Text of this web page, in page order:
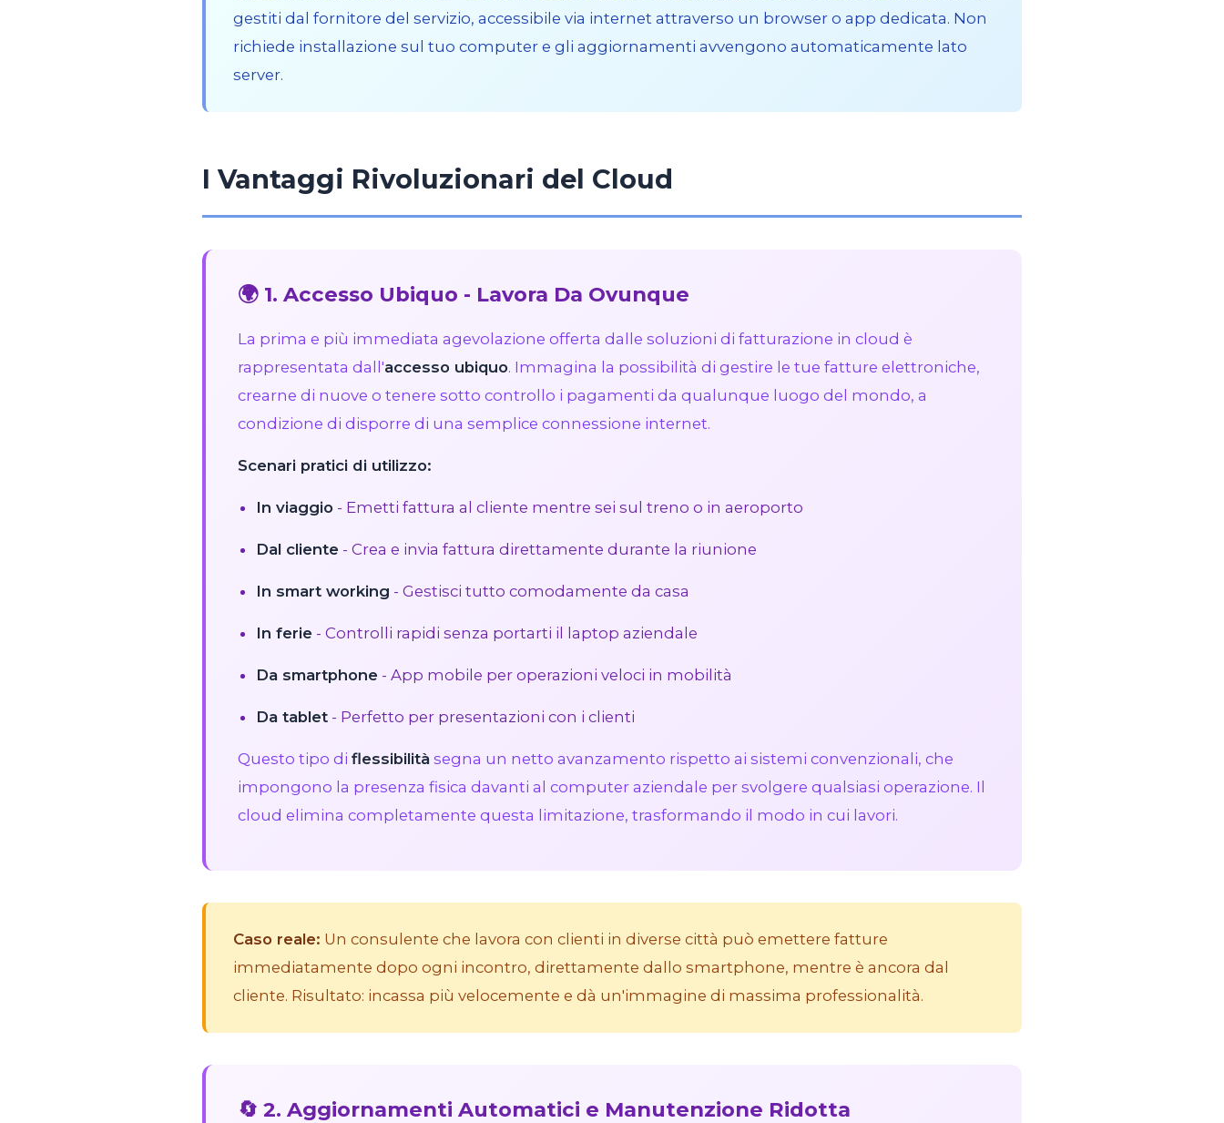
gestiti dal fornitore del servizio, accessibile via internet attraverso un browser o app dedicata. Non
richiede installazione sul tuo computer e gli aggiornamenti avvengono automaticamente lato
server.
I Vantaggi Rivoluzionari del Cloud
🌍 1. Accesso Ubiquo - Lavora Da Ovunque
La prima e più immediata agevolazione offerta dalle soluzioni di fatturazione in cloud è
rappresentata dall'accesso ubiquo. Immagina la possibilità di gestire le tue fatture elettroniche,
crearne di nuove o tenere sotto controllo i pagamenti da qualunque luogo del mondo, a
condizione di disporre di una semplice connessione internet.
Scenari pratici di utilizzo:
In viaggio - Emetti fattura al cliente mentre sei sul treno o in aeroporto
Dal cliente - Crea e invia fattura direttamente durante la riunione
In smart working - Gestisci tutto comodamente da casa
In ferie - Controlli rapidi senza portarti il laptop aziendale
Da smartphone - App mobile per operazioni veloci in mobilità
Da tablet - Perfetto per presentazioni con i clienti
Questo tipo di flessibilità segna un netto avanzamento rispetto ai sistemi convenzionali, che
impongono la presenza fisica davanti al computer aziendale per svolgere qualsiasi operazione. Il
cloud elimina completamente questa limitazione, trasformando il modo in cui lavori.
Caso reale: Un consulente che lavora con clienti in diverse città può emettere fatture
immediatamente dopo ogni incontro, direttamente dallo smartphone, mentre è ancora dal
cliente. Risultato: incassa più velocemente e dà un'immagine di massima professionalità.
🔄 2. Aggiornamenti Automatici e Manutenzione Ridotta